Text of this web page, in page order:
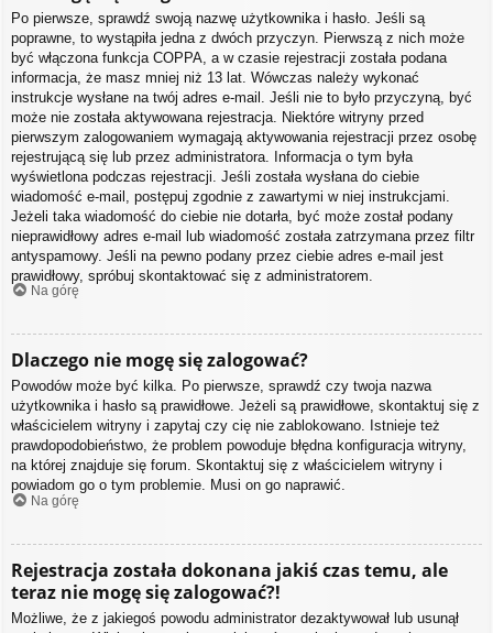
Po pierwsze, sprawdź swoją nazwę użytkownika i hasło. Jeśli są
poprawne, to wystąpiła jedna z dwóch przyczyn. Pierwszą z nich może
być włączona funkcja COPPA, a w czasie rejestracji została podana
informacja, że masz mniej niż 13 lat. Wówczas należy wykonać
instrukcje wysłane na twój adres e-mail. Jeśli nie to było przyczyną, być
może nie została aktywowana rejestracja. Niektóre witryny przed
pierwszym zalogowaniem wymagają aktywowania rejestracji przez osobę
rejestrującą się lub przez administratora. Informacja o tym była
wyświetlona podczas rejestracji. Jeśli została wysłana do ciebie
wiadomość e-mail, postępuj zgodnie z zawartymi w niej instrukcjami.
Jeżeli taka wiadomość do ciebie nie dotarła, być może został podany
nieprawidłowy adres e-mail lub wiadomość została zatrzymana przez filtr
antyspamowy. Jeśli na pewno podany przez ciebie adres e-mail jest
prawidłowy, spróbuj skontaktować się z administratorem.
Na górę
Dlaczego nie mogę się zalogować?
Powodów może być kilka. Po pierwsze, sprawdź czy twoja nazwa
użytkownika i hasło są prawidłowe. Jeżeli są prawidłowe, skontaktuj się z
właścicielem witryny i zapytaj czy cię nie zablokowano. Istnieje też
prawdopodobieństwo, że problem powoduje błędna konfiguracja witryny,
na której znajduje się forum. Skontaktuj się z właścicielem witryny i
powiadom go o tym problemie. Musi on go naprawić.
Na górę
Rejestracja została dokonana jakiś czas temu, ale
teraz nie mogę się zalogować?!
Możliwe, że z jakiegoś powodu administrator dezaktywował lub usunął